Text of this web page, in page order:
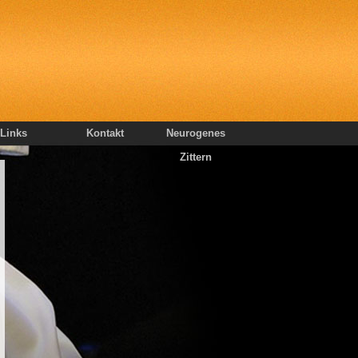
Links Kontakt
Neurogenes
Zittern